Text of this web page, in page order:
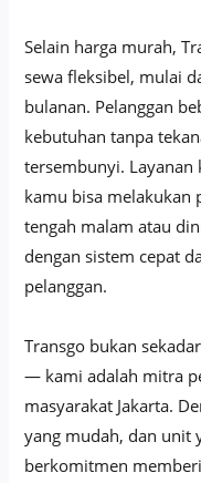
Selain harga murah,
sewa fleksibel, mulai
bulanan. Pelanggan
kebutuhan tanpa
tersembunyi.
kamu bisa melakukan
tengah malam atau
dengan sistem cepat
pelanggan.
Transgo bukan
— kami adalah mitra
masyarakat Jakarta.
yang mudah, dan unit
berkomitmen